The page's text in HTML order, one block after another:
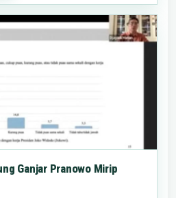
Ganjar Pranowo Mirip